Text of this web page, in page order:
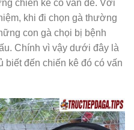
chiến kê có vấn đề. Với
khi đi chọn gà thường
con gà chọi bị bệnh
Chính vì vậy dưới đây là
đến chiến kê đó có vấn